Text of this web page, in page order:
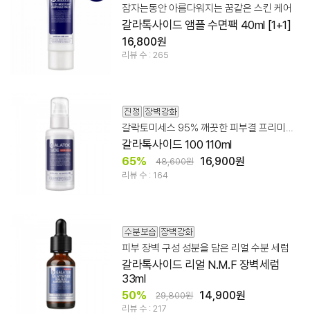
잠자는동안 아름다워지는 꿈같은 스킨 케어
갈라톡사이드 앰플 수면팩 40ml [1+1]
16,800원
리뷰 수 : 265
갈락토미세스 95% 깨끗한 피부결 프리미엄 기능성 앰플
갈라톡사이드 100 110ml
65% 48,600원 16,900원
리뷰 수 : 164
피부 장벽 구성 성분을 담은 리얼 수분 세럼
갈라톡사이드 리얼 N.M.F 장벽세럼
33ml
50% 29,800원 14,900원
리뷰 수 : 217